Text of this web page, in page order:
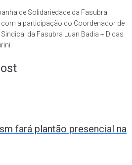
de Solidariedade da Fasubra
a participação do Coordenador de
da Fasubra Luan Badia + Dicas
fará plantão presencial na